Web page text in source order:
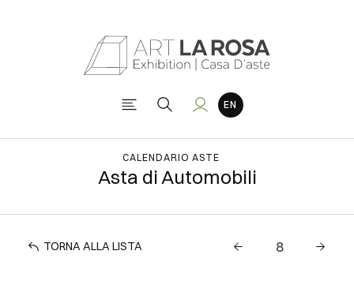
CALENDARIO ASTE
Asta di Automobili
TORNA ALLA LISTA